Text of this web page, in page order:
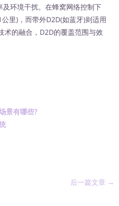
环境干扰。在蜂窝网络控制下
里)，而带外D2D(如蓝牙)则适用
术的融合，D2D的覆盖范围与效
景有哪些?
后一篇文章 →